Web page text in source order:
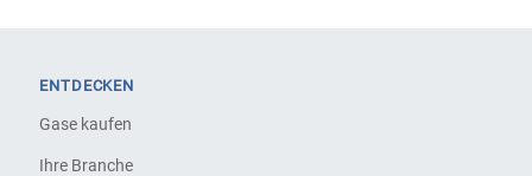
ENTDECKEN
Gase kaufen
Ihre Branche